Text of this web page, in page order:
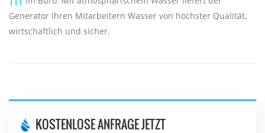
Generator Ihren Mitarbeitern Wasser von höchster Qualität,
wirtschaftlich und sicher.
KOSTENLOSE ANFRAGE JETZT